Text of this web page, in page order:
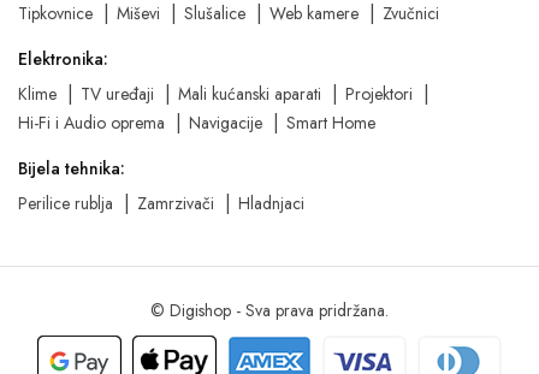
Tipkovnice
Miševi Slušalice Web kamere
Zvučnici
Elektronika:
Klime
TV uređaji Mali kućanski aparati
Projektori
Hi-Fi i Audio oprema
Navigacije
Smart Home
Bijela tehnika:
Perilice rublja
Zamrzivači Hladnjaci
© Digishop - Sva prava pridržana.